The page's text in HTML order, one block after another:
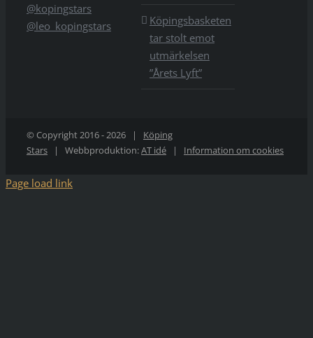
@kopingstars
@leo_kopingstars
Köpingsbasketen
tar stolt emot
utmärkelsen
”Årets Lyft”
© Copyright 2016 -2026 | Köping
Stars | Webbproduktion:AT idé | Information om cookies
Page load link